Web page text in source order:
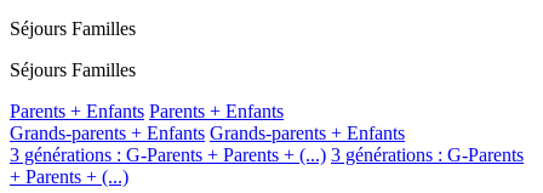
Séjours Familles
Séjours Familles
Parents + Enfants Parents + Enfants
Grands-parents + Enfants Grands-parents + Enfants
3 générations : G-Parents + Parents + (...) 3 générations : G-Parents
+ Parents + (...)